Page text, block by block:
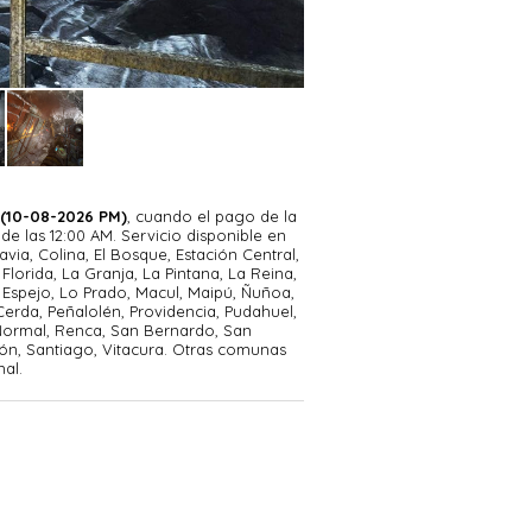
túneles con gas tóxico, el uso de la
constante: debes vigilar el
durante los combates. Si el cristal
o encontrar una máscara
usuario tradicional (HUD). Para ver
ver la hora, consulta su reloj de
de su linterna con una dinamo
de la versión Redux es que
convierte el juego en un survival
08-2026 PM) , cuando el pago de la
las 12:00 AM. Servicio disponible en
Colina, El Bosque, Estación Central,
La Granja, La Pintana, La Reina,
Lo Prado, Macul, Maipú, Ñuñoa,
Peñalolén, Providencia, Pudahuel,
Renca, San Bernardo, San
Santiago, Vitacura. Otras comunas